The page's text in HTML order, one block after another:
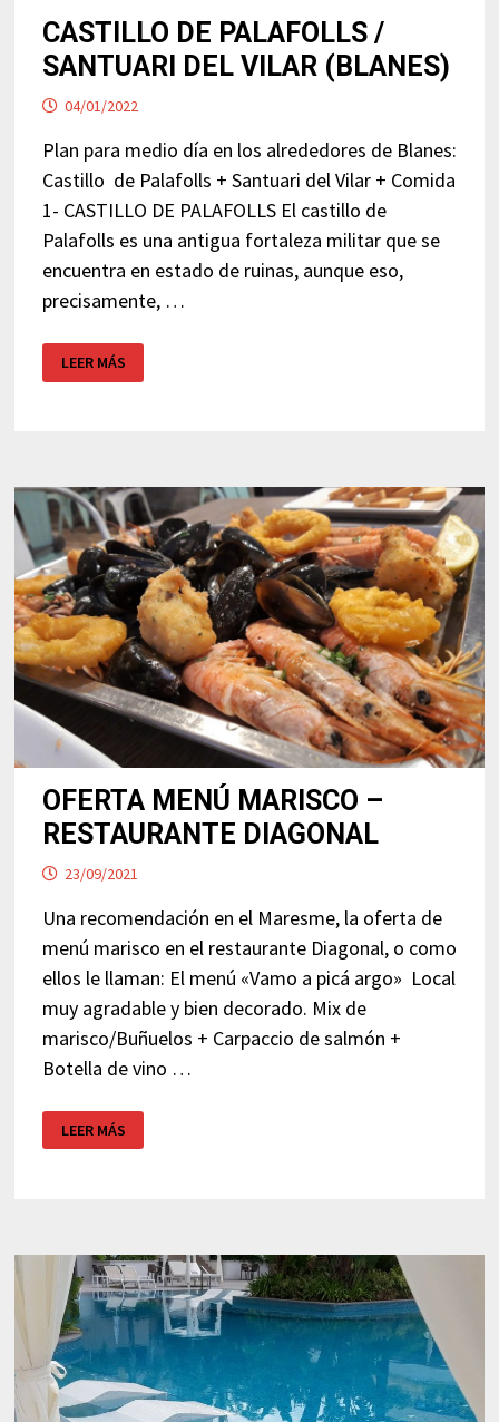
CASTILLO DE PALAFOLLS /
SANTUARI DEL VILAR (BLANES)
04/01/2022
Plan para medio día en los alrededores de Blanes:
Castillo de Palafolls + Santuari del Vilar + Comida
1- CASTILLO DE PALAFOLLS El castillo de
Palafolls es una antigua fortaleza militar que se
encuentra en estado de ruinas, aunque eso,
precisamente, …
CASTILLO
DE
PALAFOLLS
LEER MÁS
OFERTA MENÚ MARISCO –
RESTAURANTE DIAGONAL
23/09/2021
Una recomendación en el Maresme, la oferta de
menú marisco en el restaurante Diagonal, o como
ellos le llaman: El menú «Vamo a picá argo» Local
muy agradable y bien decorado. Mix de
marisco/Buñuelos + Carpaccio de salmón +
Botella de vino …
OFERTA
MENÚ
MARISCO
LEER MÁS